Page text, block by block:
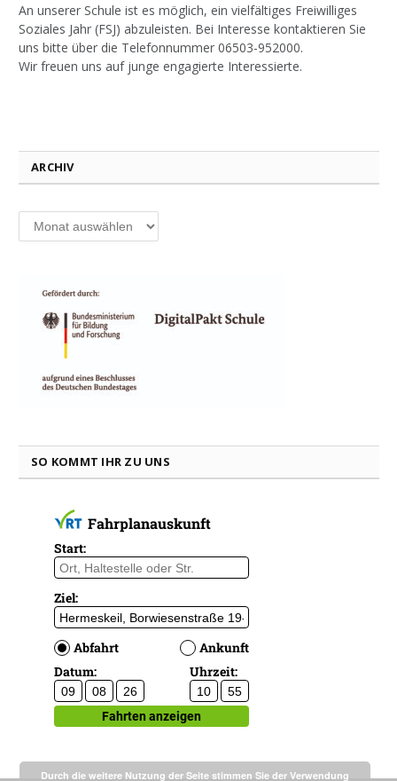
An unserer Schule ist es möglich, ein vielfältiges Freiwilliges
Soziales Jahr (FSJ) abzuleisten. Bei Interesse kontaktieren Sie
uns bitte über die Telefonnummer 06503-952000.
Wir freuen uns auf junge engagierte Interessierte.
ARCHIV
Archiv
SO KOMMT IHR ZU UNS
Durch die weitere Nutzung der Seite stimmen Sie der Verwendung